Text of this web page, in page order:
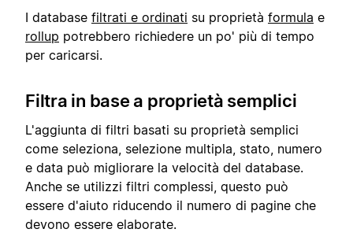
I database filtrati e ordinati su proprietà formula e
rollup potrebbero richiedere un po' più di tempo
per caricarsi.
Filtra in base a proprietà semplici
L'aggiunta di filtri basati su proprietà semplici
come seleziona, selezione multipla, stato, numero
e data può migliorare la velocità del database.
Anche se utilizzi filtri complessi, questo può
essere d'aiuto riducendo il numero di pagine che
devono essere elaborate.